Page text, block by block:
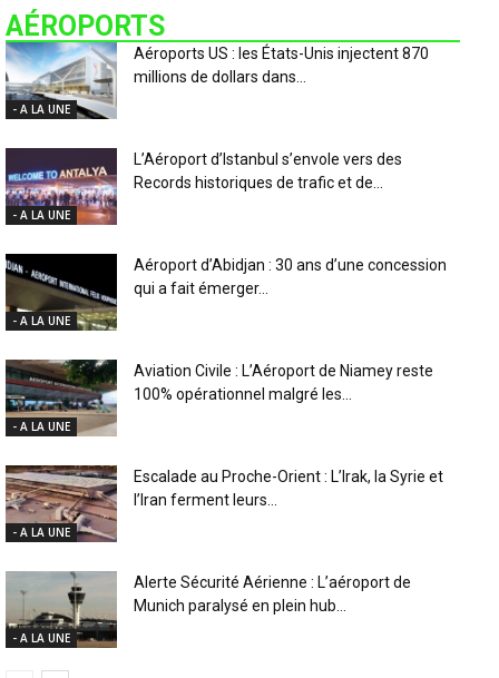
AÉROPORTS
- A LA UNE
Aéroports US : les États-Unis injectent 870
millions de dollars dans...
- A LA UNE
L’Aéroport d’Istanbul s’envole vers des
Records historiques de trafic et de...
- A LA UNE
Aéroport d’Abidjan : 30 ans d’une concession
qui a fait émerger...
- A LA UNE
Aviation Civile : L’Aéroport de Niamey reste
100% opérationnel malgré les...
- A LA UNE
Escalade au Proche-Orient : L’Irak, la Syrie et
l’Iran ferment leurs...
- A LA UNE
Alerte Sécurité Aérienne : L’aéroport de
Munich paralysé en plein hub...